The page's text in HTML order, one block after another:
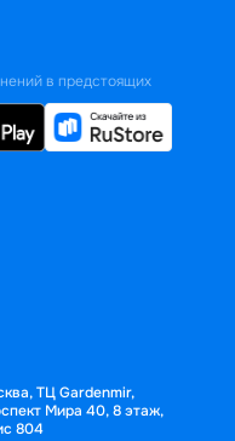
в предстоящих
ТЦ Gardenmir,
Мира 40, 8 этаж,
804